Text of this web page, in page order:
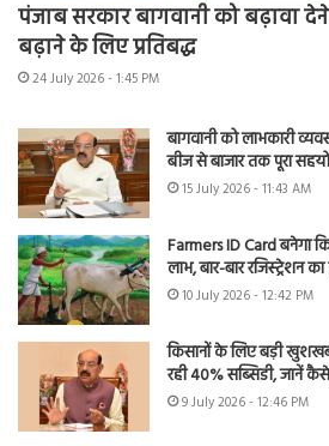
पंजाब सरकार बागवानी को बढ़ावा
बढ़ाने के लिए प्रतिबद्ध
24 July 2026 - 1:45 PM
बागवानी को लाभकारी
बीज से बाजार तक पूरा
15 July 2026 - 11:43 AM
Farmers ID Card बनेगा
लाभ, बार-बार
10 July 2026 - 12:42 PM
किसानों के लिए बड़ी
रही 40% सब्सिडी, जानें
9 July 2026 - 12:46 PM